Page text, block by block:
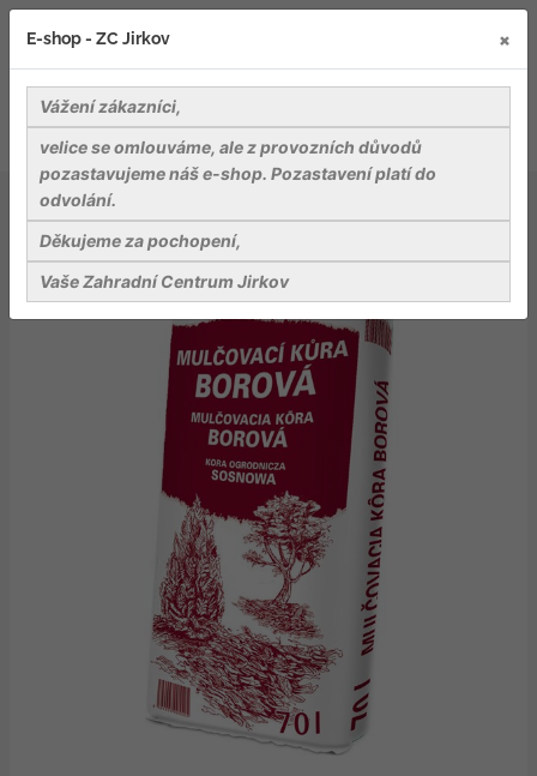
Záhradnické potřeby
Mulče
Agro Mulčovací kůra borová 70 L
E-shop - ZC Jirkov ×
Vážení zákazníci,
velice se omlouváme, ale z provozních důvodů
pozastavujeme náš e-shop. Pozastavení platí do
odvolání.
Děkujeme za pochopení,
Vaše Zahradní Centrum Jirkov